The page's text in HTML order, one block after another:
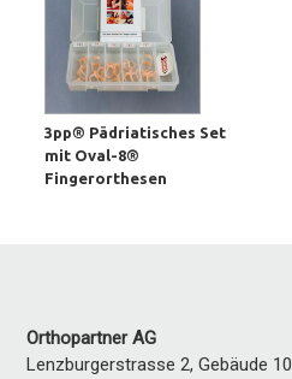
3pp® Pädriatisches Set
mit Oval-8®
Fingerorthesen
Orthopartner AG
Lenzburgerstrasse 2, Gebäude 10